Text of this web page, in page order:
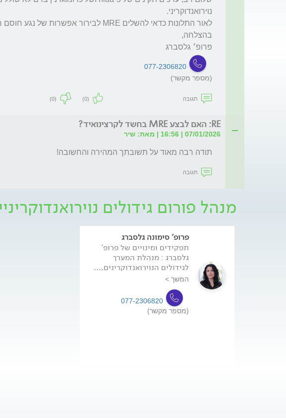
פרופ׳ גלסברג
077-2306820
(מספר מקשר)
תגובה (0)
(0)
RE: האם לבצע MRE בחשד לקרצינואיד?
07/01/2026 | 16:56 | מאת: שיר
תודה רבה מאוד על תשובתך המהירה והחשובה!
תגובה
מנהל פורום גידולים
פרופ' סימונה גלסברג
תפקידים ומינויים של פרופ'
גלסברג : מנהלת המערך
לגידולים הנוירואנדוקרינים,...
המשך >
077-2306820
(מספר מקשר)